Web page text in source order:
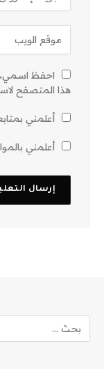
احفظ اسمي،
هذا المتصفح
أعلمني
أعلمني